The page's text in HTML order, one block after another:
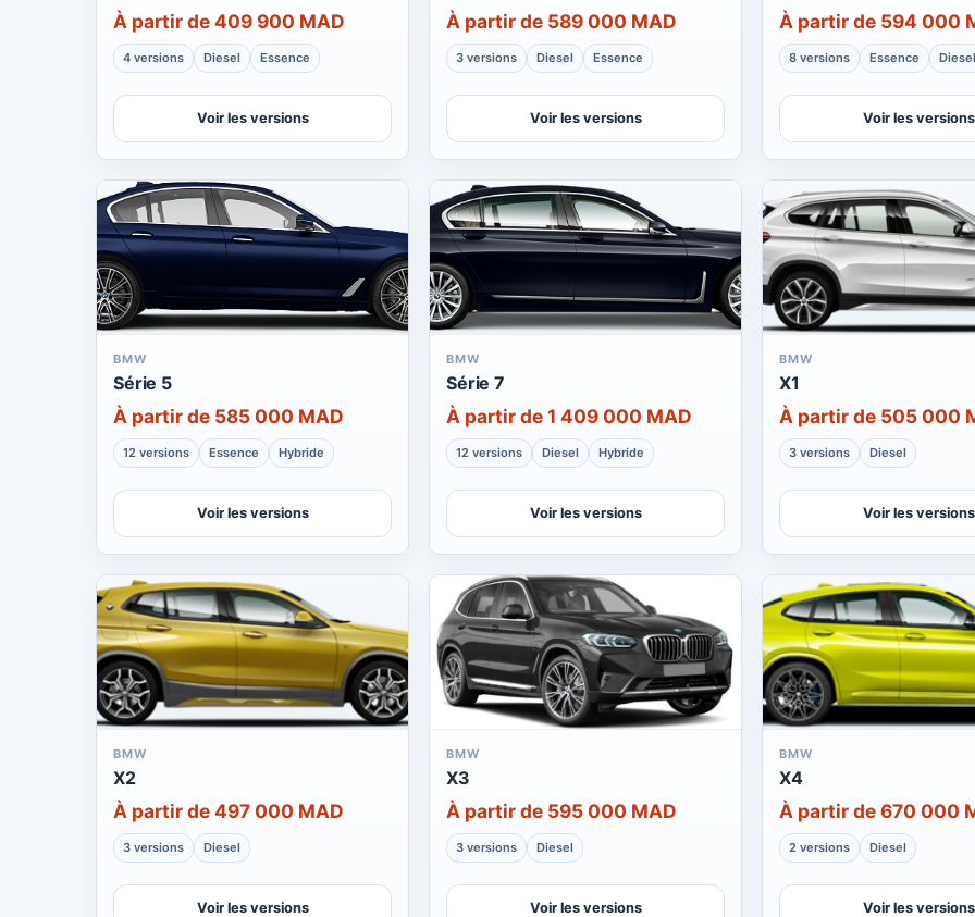
À partir de 409 900 MAD
4 versions Diesel Essence
Voir les versions
À partir de 589 000 MAD
3 versions Diesel Essence
Voir les versions
À partir de 594 000
8 versions Essence Diesel
Voir les versions
BMW
Série 5
À partir de 585 000 MAD
12 versions Essence Hybride
Voir les versions
BMW
Série 7
À partir de 1 409 000 MAD
12 versions Diesel Hybride
Voir les versions
BMW
X1
À partir de 505 000
3 versions Diesel
Voir les versions
BMW
X2
À partir de 497 000 MAD
3 versions Diesel
Voir les versions
BMW
X3
À partir de 595 000 MAD
3 versions Diesel
Voir les versions
BMW
X4
À partir de 670 000
2 versions Diesel
Voir les versions